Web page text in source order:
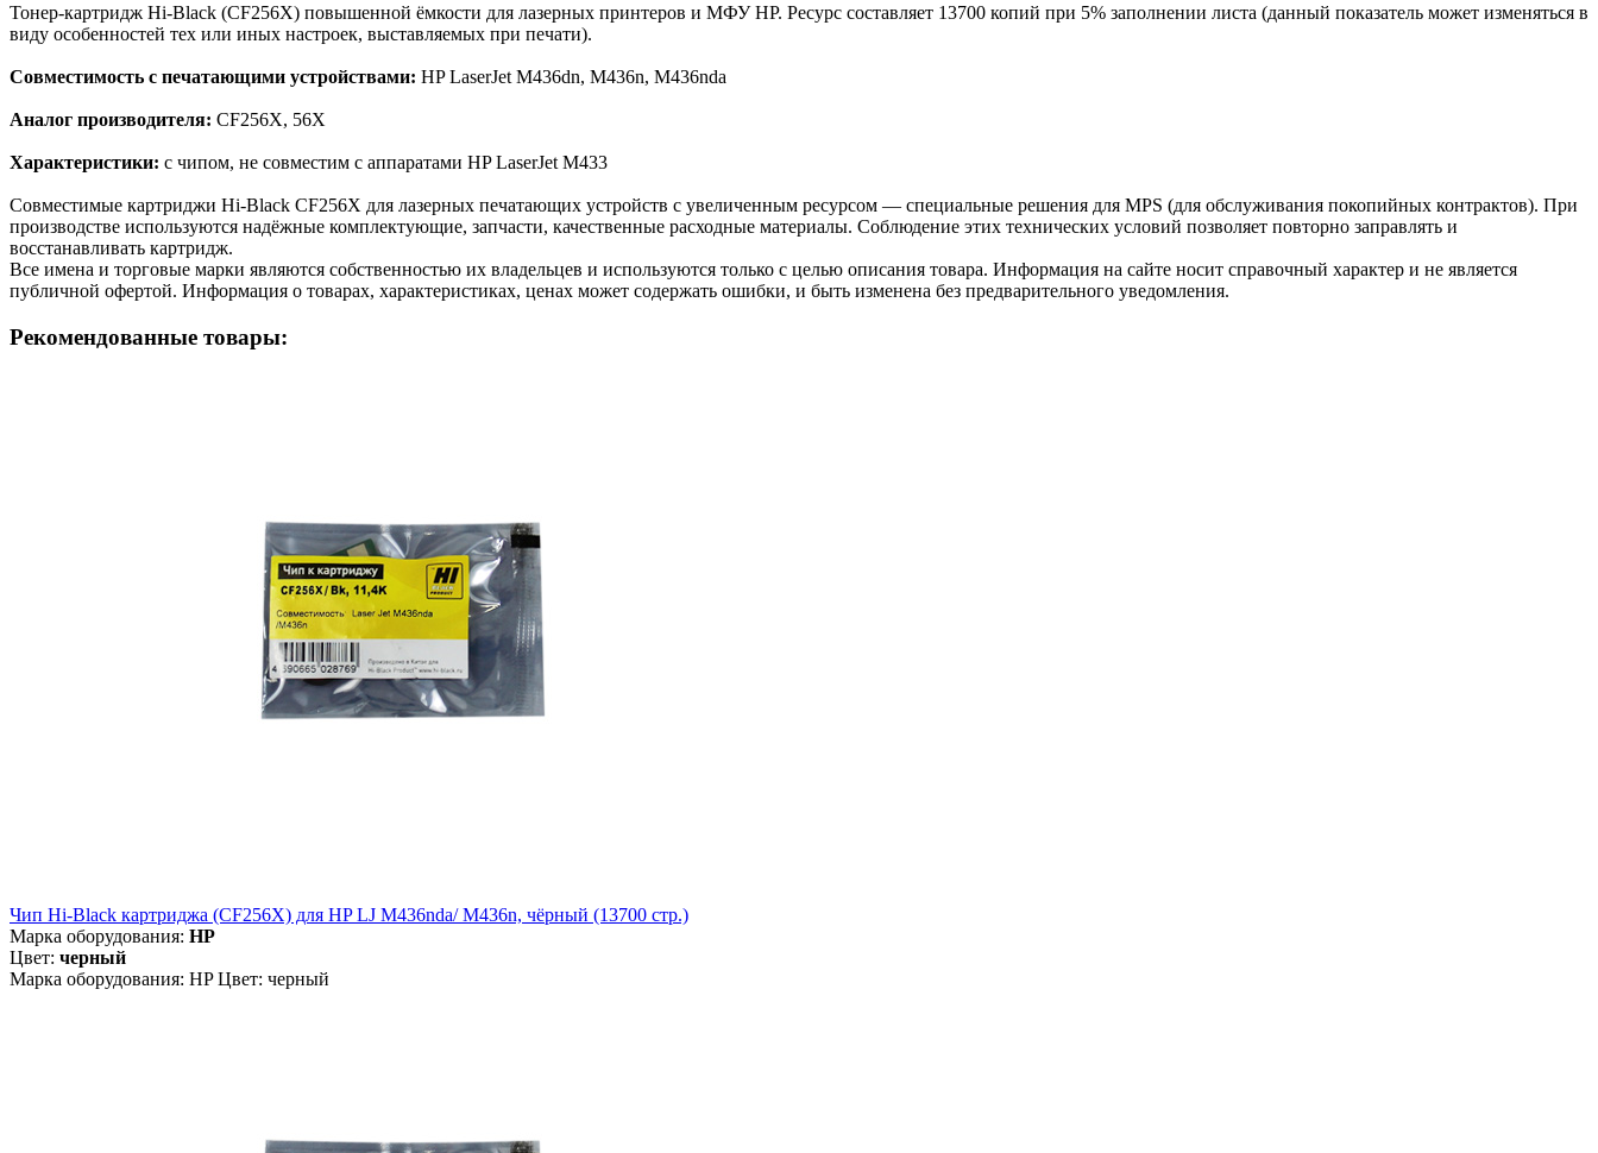
Тонер-картридж Hi-Black (CF256X) повышенной ёмкости для лазерных принтеров и МФУ HP. Ресурс составляет 13700 копий при 5% заполнении листа (данный показатель может изменяться в
виду особенностей тех или иных настроек, выставляемых при печати).
Совместимость с печатающими устройствами: HP LaserJet M436dn, M436n, M436nda
Аналог производителя: CF256X, 56X
Характеристики: с чипом, не совместим с аппаратами HP LaserJet M433
Cовместимые картриджи Hi-Black CF256X для лазерных печатающих устройств с увеличенным ресурсом — специальные решения для MPS (для обслуживания покопийных контрактов). При
производстве используются надёжные комплектующие, запчасти, качественные расходные материалы. Соблюдение этих технических условий позволяет повторно заправлять и
восстанавливать картридж.
Все имена и торговые марки являются собственностью их владельцев и используются только с целью описания товара. Информация на сайте носит справочный характер и не является
публичной офертой. Информация о товарах, характеристиках, ценах может содержать ошибки, и быть изменена без предварительного уведомления.
Рекомендованные товары:
Чип Hi-Black картриджа (CF256X) для HP LJ M436nda/ M436n, чёрный (13700 стр.)
Марка оборудования: HP
Цвет: черный
Марка оборудования: HP Цвет: черный